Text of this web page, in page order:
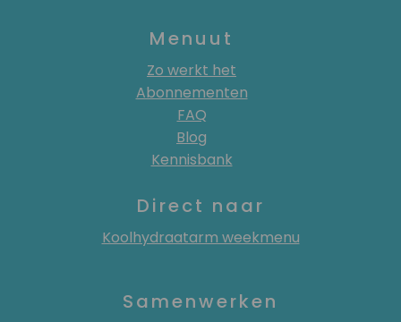
Menuut
Zo werkt het
Abonnementen
FAQ
Blog
Kennisbank
Direct naar
Koolhydraatarm weekmenu
Samenwerken